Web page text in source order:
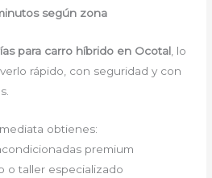
según zona
para carro híbrido en Ocotal , lo
rápido, con seguridad y con
obtienes:
premium
o taller especializado